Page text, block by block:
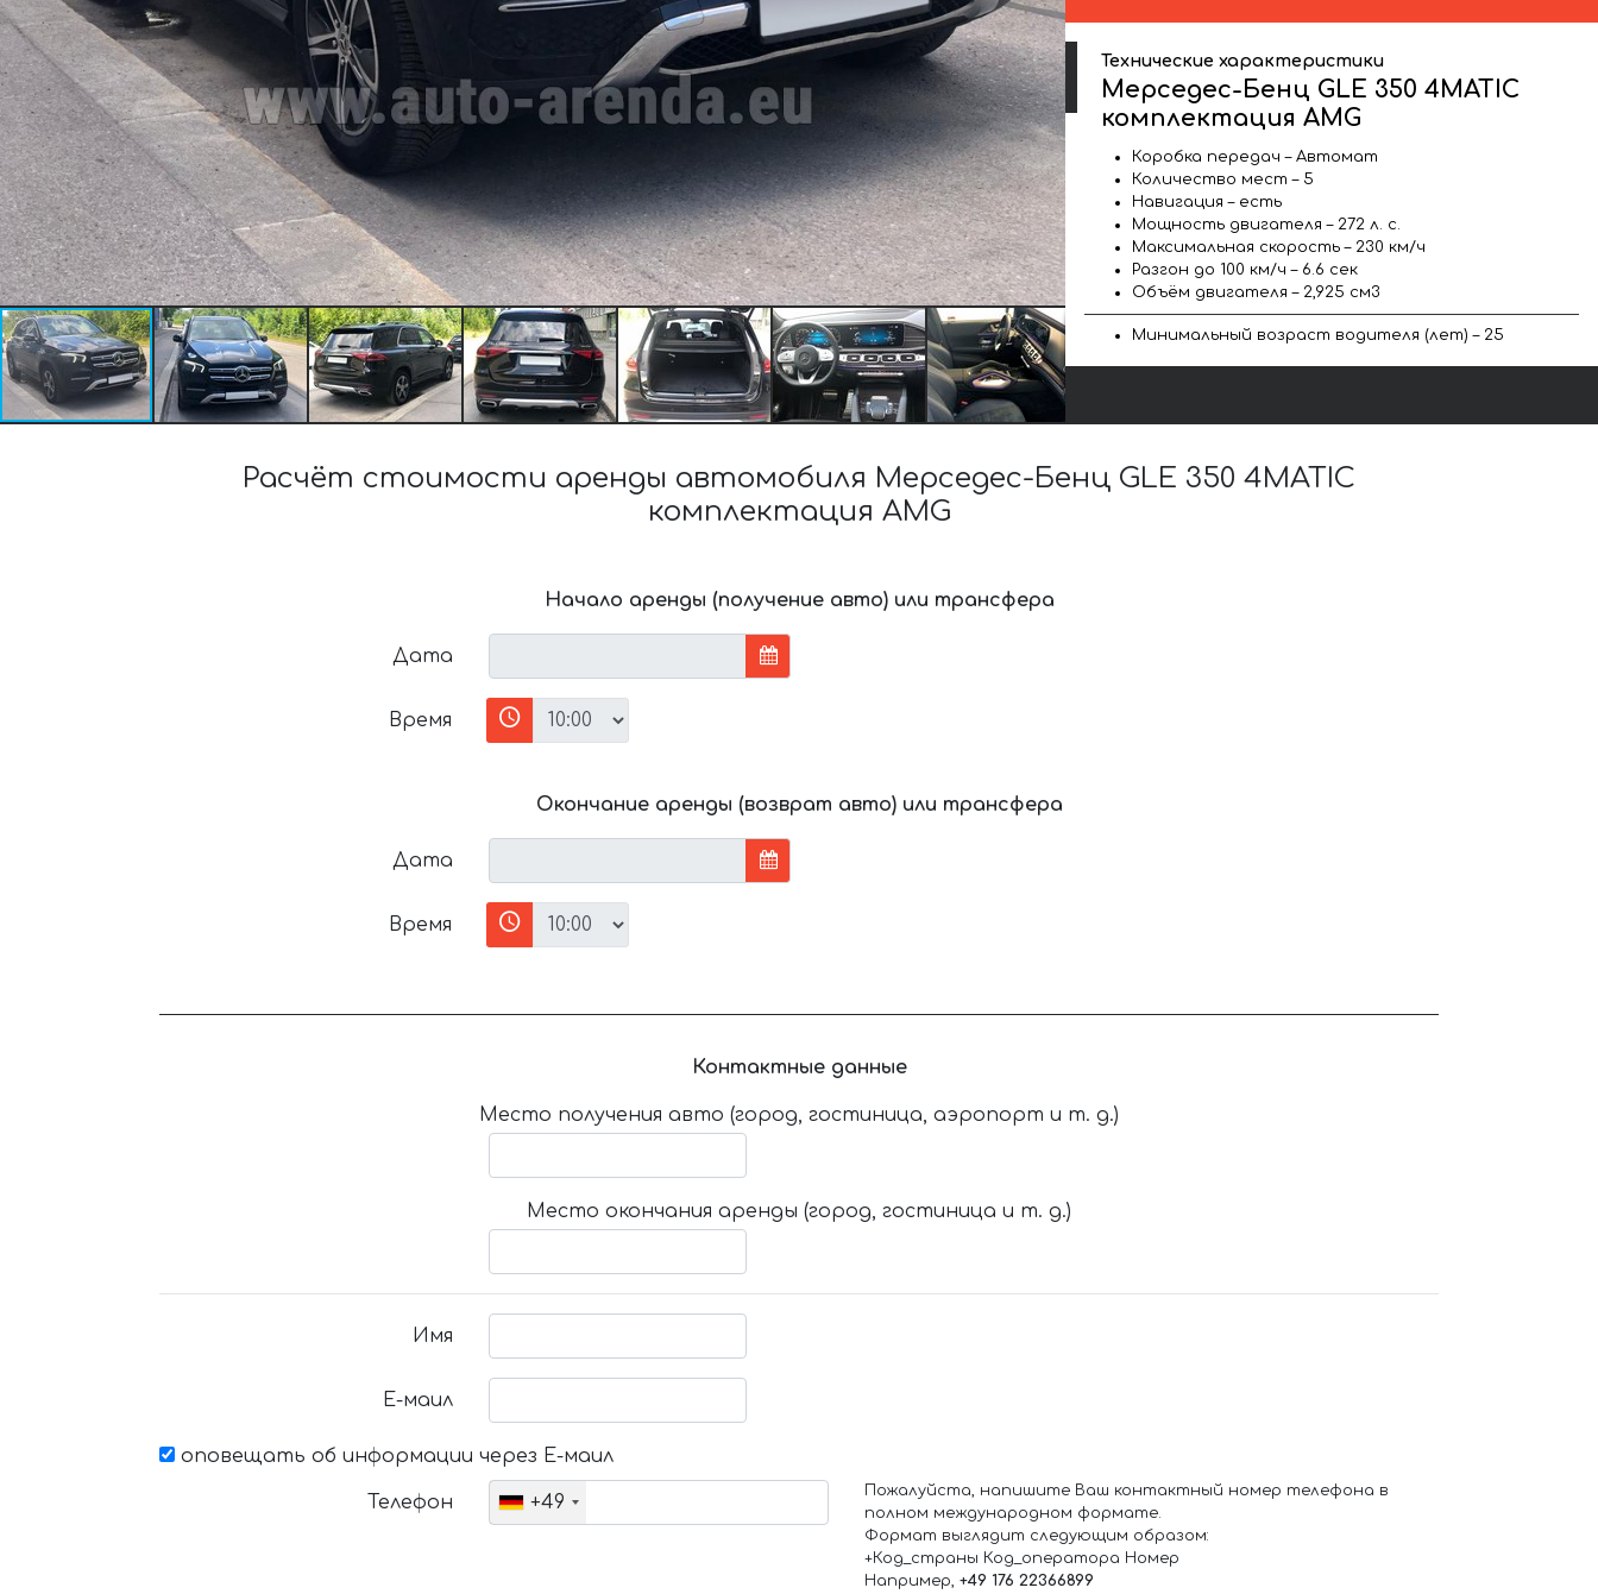
Технические характеристики
Мерседес-Бенц GLE 350 4MATIC
комплектация AMG
Коробка передач – Автомат
Количество мест – 5
Навигация – есть
Мощность двигателя – 272 л. с.
Максимальная скорость – 230 км/ч
Разгон до 100 км/ч – 6.6 сек
Объём двигателя – 2,925 см3
Минимальный возраст водителя (лет) – 25
Расчёт стоимости аренды автомобиля Мерседес-Бенц GLE 350 4MATIC
комплектация AMG
Начало аренды (получение авто) или трансфера
Дата
Время
Окончание аренды (возврат авто) или трансфера
Дата
Время
Контактные данные
Место получения авто (город, гостиница, аэропорт и т. д.)
Место окончания аренды (город, гостиница и т. д.)
Имя
Е-маил
оповещать об информации через Е-маил
Телефон +49
Пожалуйста, напишите Ваш контактный номер телефона в
полном международном формате.
Формат выглядит следующим образом:
+Код_страны Код_оператора Номер
Например, +49 176 22366899